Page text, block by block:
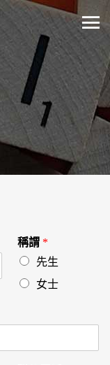
稱謂 *
先生
女士